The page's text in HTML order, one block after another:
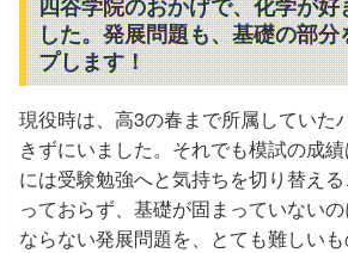
した。発展問題も、基礎の部
プします！
現役時は、高3の春まで所属してい
きずにいました。それでも模試の成
には受験勉強へと気持ちを切り替え
っておらず、基礎が固まっていない
ならない発展問題を、とても難しいも